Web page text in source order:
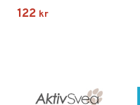
122 kr